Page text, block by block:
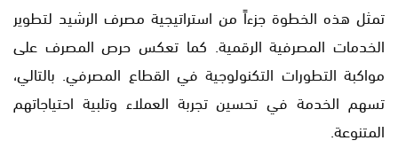
تمثل هذه الخطوة جزءاً من استراتيجية مصرف الرشيد لتطوير
الخدمات المصرفية الرقمية. كما تعكس حرص المصرف على
مواكبة التطورات التكنولوجية في القطاع المصرفي. بالتالي،
تسهم الخدمة في تحسين تجربة العملاء وتلبية احتياجاتهم
المتنوعة.